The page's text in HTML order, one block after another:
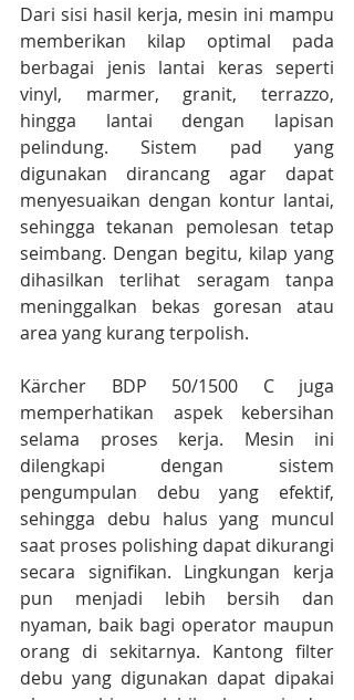
Dari sisi hasil kerja, mesin ini mampu
memberikan kilap optimal pada
berbagai jenis lantai keras seperti
vinyl, marmer, granit, terrazzo,
hingga lantai dengan lapisan
pelindung. Sistem pad yang
digunakan dirancang agar dapat
menyesuaikan dengan kontur lantai,
sehingga tekanan pemolesan tetap
seimbang. Dengan begitu, kilap yang
dihasilkan terlihat seragam tanpa
meninggalkan bekas goresan atau
area yang kurang terpolish.
Kärcher BDP 50/1500 C juga
memperhatikan aspek kebersihan
selama proses kerja. Mesin ini
dilengkapi dengan sistem
pengumpulan debu yang efektif,
sehingga debu halus yang muncul
saat proses polishing dapat dikurangi
secara signifikan. Lingkungan kerja
pun menjadi lebih bersih dan
nyaman, baik bagi operator maupun
orang di sekitarnya. Kantong filter
debu yang digunakan dapat dipakai